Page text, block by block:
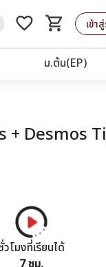
favorite_border shopping_cart
รถเข็น เข้า
ม.ต้น(EP)
+ Desmos
วโมงที่เรียนได้
7 ชม.